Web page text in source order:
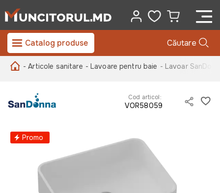
Catalog produse Căutare
- Articole sanitare - Lavoare pentru baie - Lavoar
Cod articol:
VOR58059
Promo